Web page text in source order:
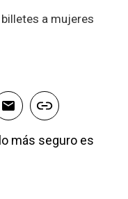
a mujeres
más seguro es